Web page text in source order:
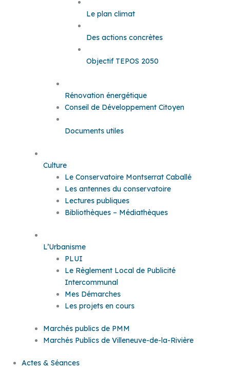
Le plan climat
Des actions concrètes
Objectif TEPOS 2050
Rénovation énergétique
Conseil de Développement Citoyen
Documents utiles
Culture
Le Conservatoire Montserrat Caballé
Les antennes du conservatoire
Lectures publiques
Bibliothèques – Médiathèques
L’Urbanisme
PLUI
Le Règlement Local de Publicité
Intercommunal
Mes Démarches
Les projets en cours
Marchés publics de PMM
Marchés Publics de Villeneuve-de-la-Rivière
Actes & Séances